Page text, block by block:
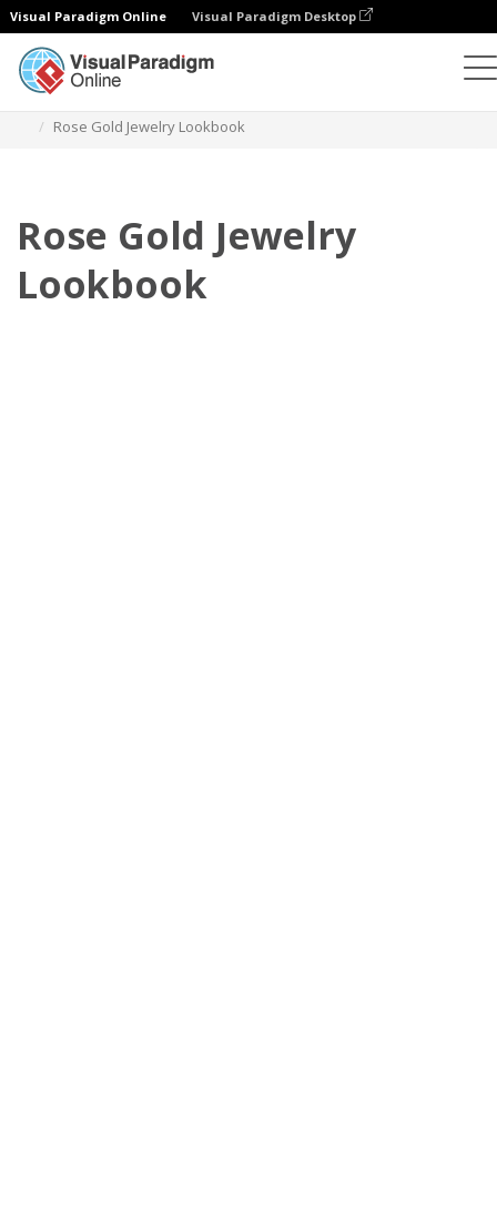
Visual Paradigm Online Visual Paradigm Desktop
Rose Gold Jewelry Lookbook
Rose Gold Jewelry
Lookbook